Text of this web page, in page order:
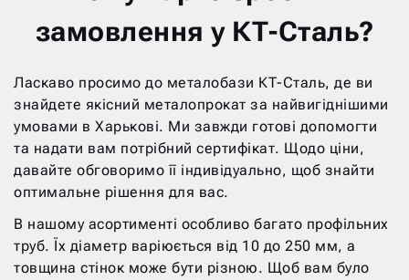
замовлення у КТ-Сталь?
Ласкаво просимо до металобази КТ-Сталь, де ви
знайдете якісний металопрокат за найвигіднішими
умовами в Харькові. Ми завжди готові допомогти
та надати вам потрібний сертифікат. Щодо ціни,
давайте обговоримо її індивідуально, щоб знайти
оптимальне рішення для вас.
В нашому асортименті особливо багато профільних
труб. Їх діаметр варіюється від 10 до 250 мм, а
товщина стінок може бути різною. Щоб вам було